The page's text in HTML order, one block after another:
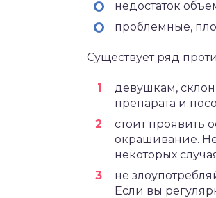
недостаток
проблемные,
Существует ряд
девушкам,
препарата и
стоит проявить
окрашивание.
некоторых
не
Если вы